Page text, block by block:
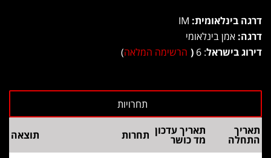
דרגה בינלאומית:
דרגה: אמן בינלאומי
דירוג בישראל: 6
( הרשימה המלאה)
תאריך
התחלה
תאריך עדכון
מד כושר תחרות תוצאה